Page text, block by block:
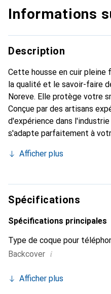
Informations
Description
Cette housse en cuir pleine
la qualité et le savoir-faire
Noreve. Elle protège votre
Conçue par des artisans
d'expérience dans
s'adapte parfaitement à
Elle devient un accessoire
produits de haute qualité, la
fiable pour une clientèle
Afficher plus
Spécifications
Spécifications principales
Type de coque pour
Backcover i
Afficher plus